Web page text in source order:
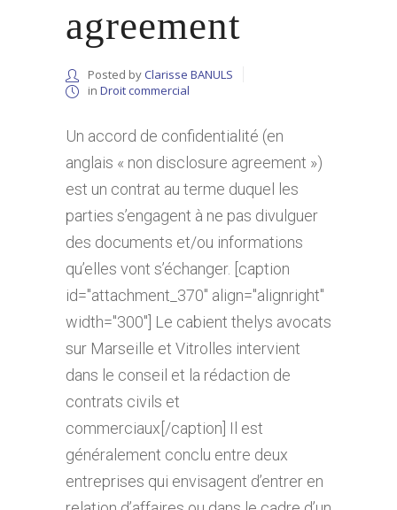
agreement
Posted byClarisse BANULS
in Droit commercial
Un accord de confidentialité (en
anglais « non disclosure agreement »)
est un contrat au terme duquel les
parties s’engagent à ne pas divulguer
des documents et/ou informations
qu’elles vont s’échanger. [caption
id="attachment_370" align="alignright"
width="300"] Le cabient thelys avocats
sur Marseille et Vitrolles intervient
dans le conseil et la rédaction de
contrats civils et
commerciaux[/caption] Il est
généralement conclu entre deux
entreprises qui envisagent d’entrer en